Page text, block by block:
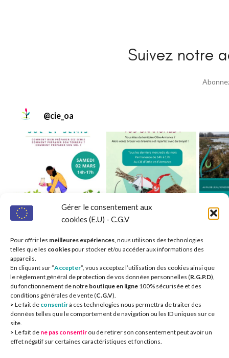
Gérer le consentement aux
cookies (E.U) - C.G.V
Pour offrir les meilleures expériences, nous utilisons des technologies
telles que les cookiespour stocker et/ou accéder aux informations des
appareils.
En cliquant sur ”Accepter”, vous acceptez l’utilisation des cookies ainsi que
le règlement général de protection de vos données personnelles (R.G.P.D),
du fonctionnement de notre boutique en ligne 100% sécurisée et des
conditions générales de vente (C.G.V).
> Le fait de consentirà ces technologies nous permettra de traiter des
données telles que le comportement de navigation ou les ID uniques sur ce
site.
> Le fait de ne pas consentir ou de retirer son consentement peut avoir un
effet négatif sur certaines caractéristiques et fonctions.
Suivez notre
@cie_oa
Nos